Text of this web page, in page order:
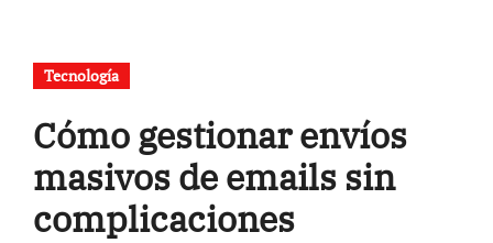
Tecnología
Cómo gestionar envíos
masivos de emails sin
complicaciones